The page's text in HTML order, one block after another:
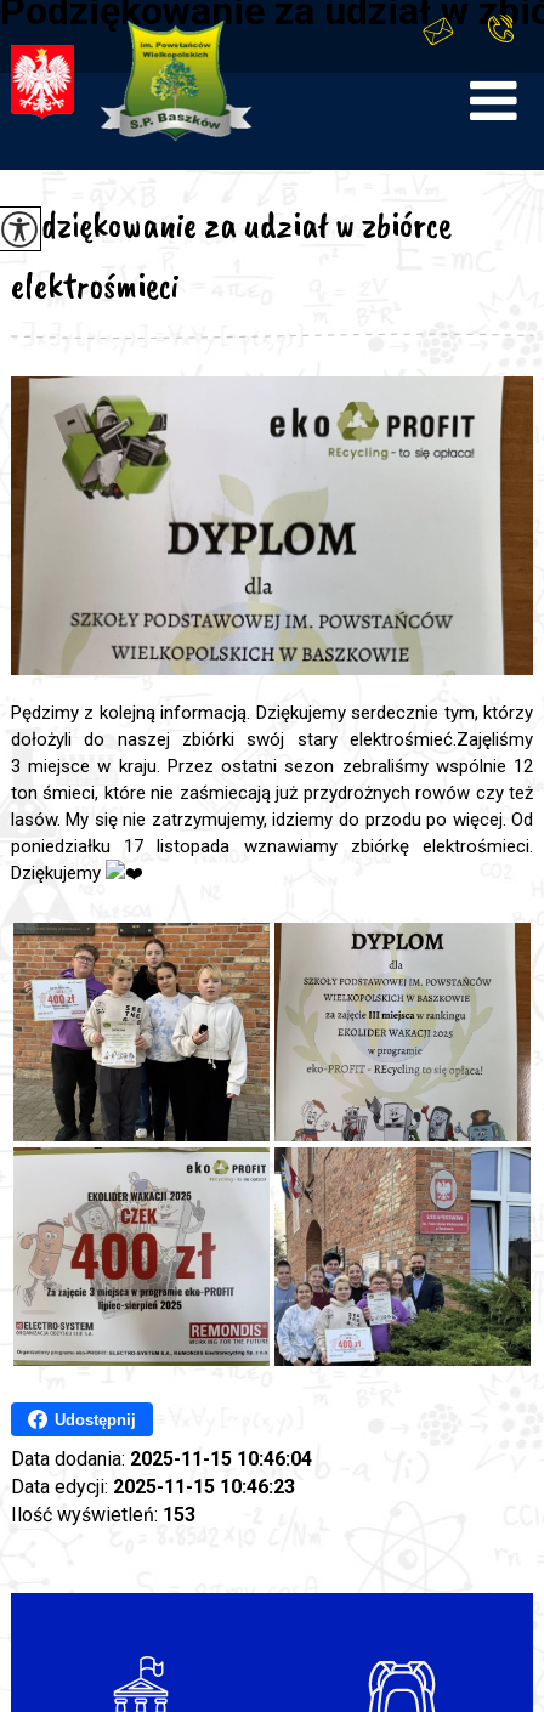
Podziękowanie za udział w
Podziękowanie za udział w zbiórce
elektrośmieci
Pędzimy z kolejną informacją. Dziękujemy serdecznie tym, którzy
dołożyli do naszej zbiórki swój stary elektrośmieć.Zajęliśmy
3 miejsce w kraju. Przez ostatni sezon zebraliśmy wspólnie 12
ton śmieci, które nie zaśmiecają już przydrożnych rowów czy też
lasów. My się nie zatrzymujemy, idziemy do przodu po więcej. Od
poniedziałku 17 listopada wznawiamy zbiórkę elektrośmieci.
Dziękujemy
Udostępnij
Data dodania: 2025-11-15 10:46:04
Data edycji: 2025-11-15 10:46:23
Ilość wyświetleń: 153